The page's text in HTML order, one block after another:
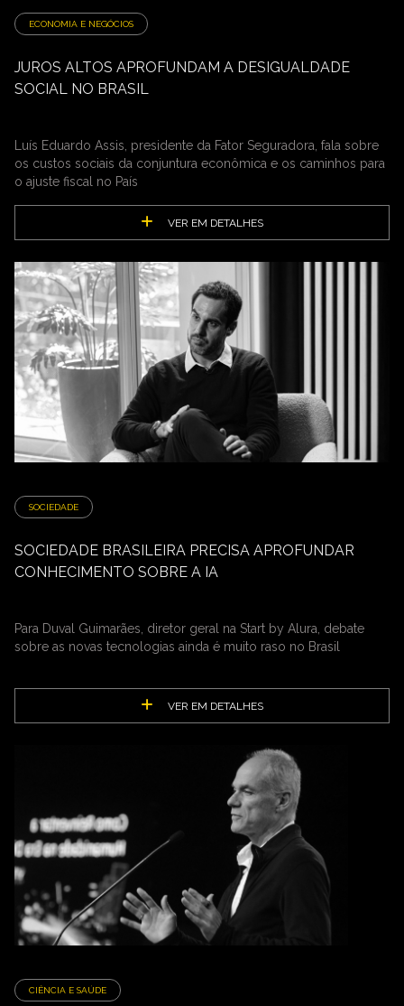
ECONOMIA E NEGÓCIOS
JUROS ALTOS APROFUNDAM A DESIGUALDADE
SOCIAL NO BRASIL
Luís Eduardo Assis, presidente da Fator Seguradora, fala sobre
os custos sociais da conjuntura econômica e os caminhos para
o ajuste fiscal no País
VER EM DETALHES
SOCIEDADE
SOCIEDADE BRASILEIRA PRECISA APROFUNDAR
CONHECIMENTO SOBRE A IA
Para Duval Guimarães, diretor geral na Start by Alura, debate
sobre as novas tecnologias ainda é muito raso no Brasil
VER EM DETALHES
CIÊNCIA E SAÚDE